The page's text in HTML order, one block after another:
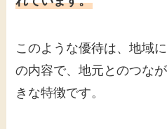
このような優待は、地域
の内容で、地元とのつな
きな特徴です。